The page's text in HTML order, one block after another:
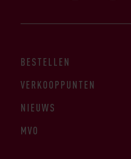
BESTELLEN
VERKOOPPUNTEN
NIEUWS
MVO